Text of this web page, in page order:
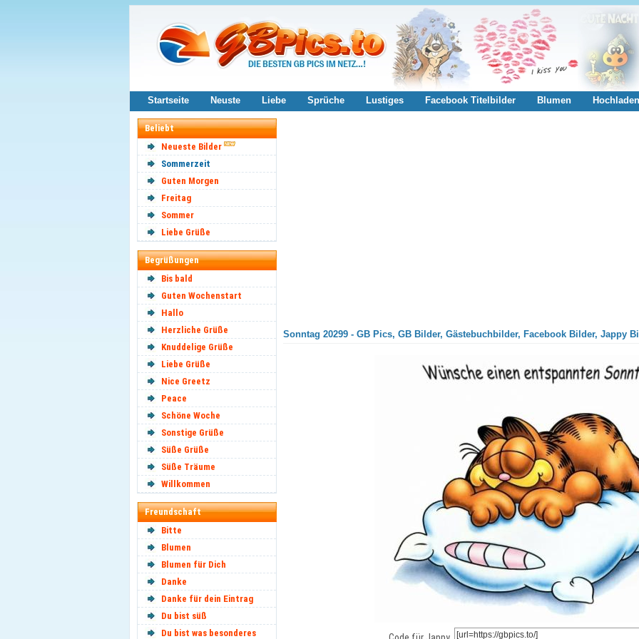
Startseite Neuste Liebe Sprüche Lustiges Facebook Titelbilder Blumen Hochladen
Beliebt
Neueste Bilder
Sommerzeit
Guten Morgen
Freitag
Sommer
Liebe Grüße
Begrüßungen
Bis bald
Guten Wochenstart
Hallo
Herzliche Grüße
Knuddelige Grüße
Liebe Grüße
Nice Greetz
Peace
Schöne Woche
Sonstige Grüße
Süße Grüße
Süße Träume
Willkommen
Freundschaft
Bitte
Blumen
Blumen für Dich
Danke
Danke für dein Eintrag
Du bist süß
Du bist was besonderes
Sonntag 20299 - GB Pics, GB Bilder, Gästebuchbilder, Facebook Bilder, Jappy